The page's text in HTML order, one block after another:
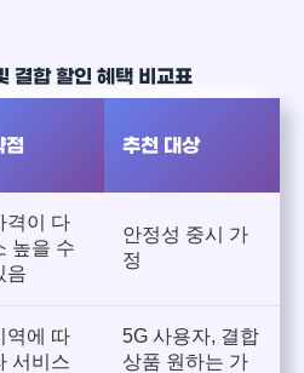
결합 할인 혜택 비교표
점 추천 대상
격이 다
높을 수
음
안정성 중시 가
정
역에 따
서비스
5G 사용자, 결합
상품 원하는 가